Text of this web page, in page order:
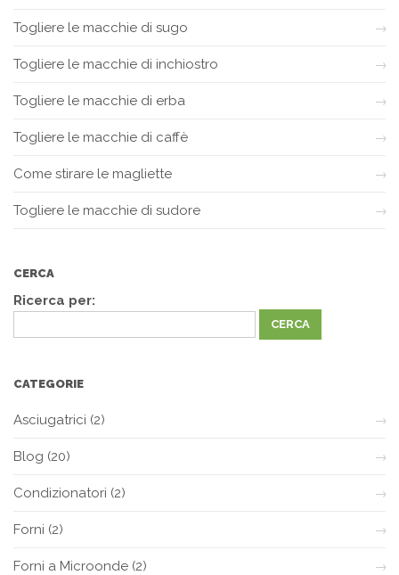
Togliere le macchie di sugo
Togliere le macchie di inchiostro
Togliere le macchie di erba
Togliere le macchie di caffè
Come stirare le magliette
Togliere le macchie di sudore
CERCA
Ricerca per:
CATEGORIE
Asciugatrici (2)
Blog (20)
Condizionatori (2)
Forni (2)
Forni a Microonde (2)